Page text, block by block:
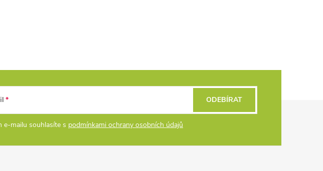
e-mailu souhlasíte s podmínkami ochrany osobních údajů
ODEBÍRAT